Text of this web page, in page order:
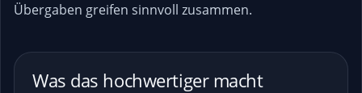
Übergaben greifen sinnvoll zusammen.
Was das hochwertiger macht